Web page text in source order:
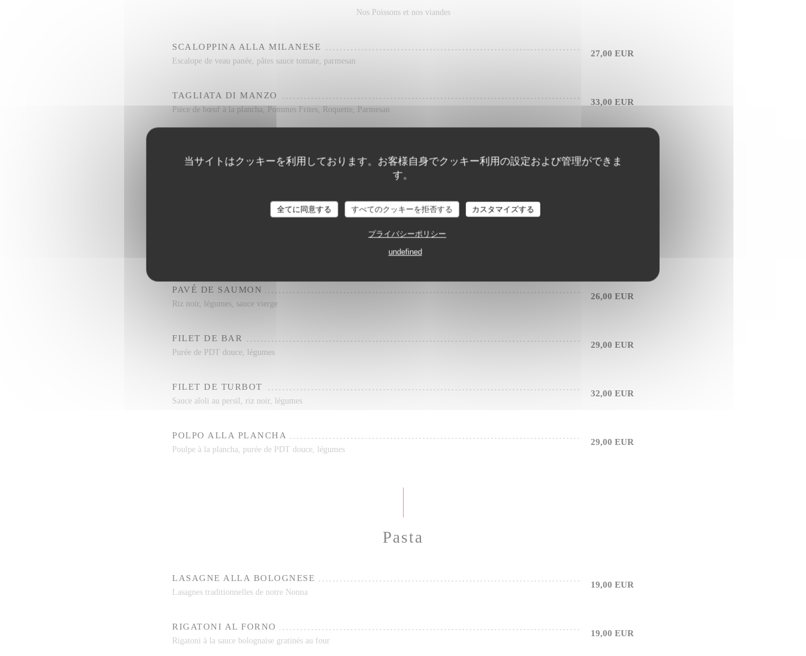
当サイトはクッキーを利用しております。お客様自身でクッキー利用の設定および管理ができま
す。
全てに同意する すべてのクッキーを拒否する カスタマイズする
プライバシーポリシー
undefined
Nos Poissons et nos viandes
SCALOPPINA ALLA MILANESE
Escalope de veau panée, pâtes sauce tomate, parmesan
27,00 EUR
TAGLIATA DI MANZO
Pièce de bœuf à la plancha, Pommes Frites, Roquette, Parmesan
33,00 EUR
Tartare de Boeuf préparé, Pommes Frites, Salade
Veau farci (jambon, mozza, basilic), purée de PDT douce, légumes
PAVÉ DE SAUMON
Riz noir, légumes, sauce vierge
26,00 EUR
FILET DE BAR
Purée de PDT douce, légumes
29,00 EUR
FILET DE TURBOT
Sauce aĩoli au persil, riz noir, légumes
32,00 EUR
POLPO ALLA PLANCHA
Poulpe à la plancha, purée de PDT douce, légumes
29,00 EUR
Pasta
LASAGNE ALLA BOLOGNESE
Lasagnes traditionnelles de notre Nonna
19,00 EUR
RIGATONI AL FORNO
Rigatoni à la sauce bolognaise gratinés au four
19,00 EUR
Trattoria Quattro